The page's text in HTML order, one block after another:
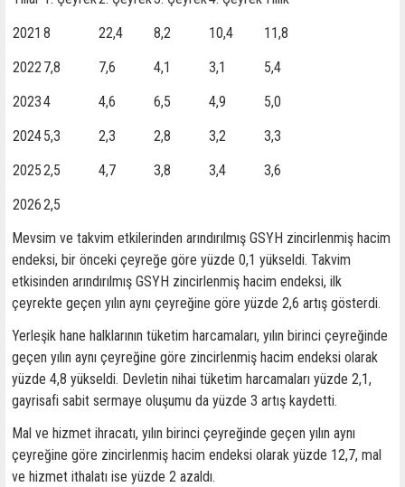
2021 8 22,4 8,2 10,4
11,8
2022 7,8 7,6 4,1 3,1
5,4
20234 4,6 6,5 4,9
5,0
20245,3 2,3 2,8 3,2
3,3
20252,5 4,7 3,8 3,4
3,6
20262,5
Mevsim ve takvim etkilerinden arındırılmış GSYH zincirlenmiş hacim
endeksi, bir önceki çeyreğe göre yüzde 0,1 yükseldi. Takvim
etkisinden arındırılmış GSYH zincirlenmiş hacim endeksi, ilk
çeyrekte geçen yılın aynı çeyreğine göre yüzde 2,6 artış gösterdi.
Yerleşik hane halklarının tüketim harcamaları, yılın birinci çeyreğinde
geçen yılın aynı çeyreğine göre zincirlenmiş hacim endeksi olarak
yüzde 4,8 yükseldi. Devletin nihai tüketim harcamaları yüzde 2,1,
gayrisafi sabit sermaye oluşumu da yüzde 3 artış kaydetti.
Mal ve hizmet ihracatı, yılın birinci çeyreğinde geçen yılın aynı
çeyreğine göre zincirlenmiş hacim endeksi olarak yüzde 12,7, mal
ve hizmet ithalatı ise yüzde 2 azaldı.